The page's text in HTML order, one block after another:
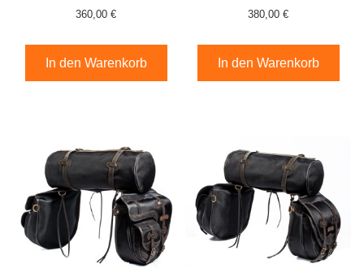
360,00 €
In den Warenkorb
380,00 €
In den Warenkorb